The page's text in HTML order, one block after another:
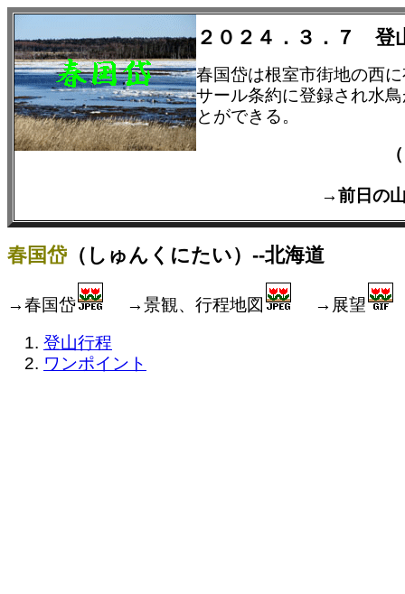
２０２４．３．７ 登
春国岱は根室市街地の西
サール条約に登録され水
とができる。
→前日
春国岱 （しゅんくにたい）--北海道
→春国岱 →景観、行程地図 →展望
登山行程
ワンポイント